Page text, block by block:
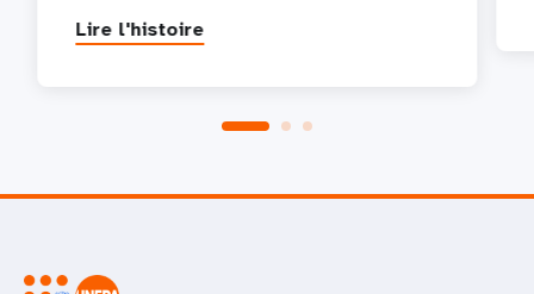
Lire l'histoire